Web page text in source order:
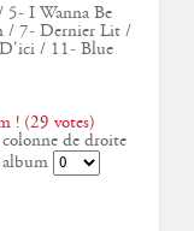
I Wanna Be
/ 7- Dernier Lit /
/ 11- Blue
! (29 votes)
de droite